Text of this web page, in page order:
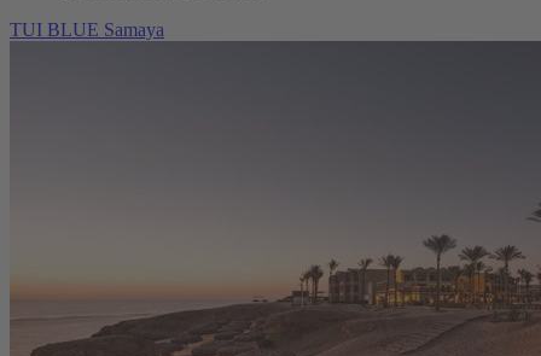
TUI BLUE Samaya